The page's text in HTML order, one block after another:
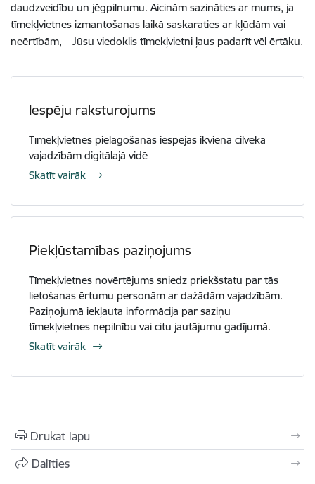
daudzveidību un jēgpilnumu. Aicinām sazināties ar mums, ja
tīmekļvietnes izmantošanas laikā saskaraties ar kļūdām vai
neērtībām, – Jūsu viedoklis tīmekļvietni ļaus padarīt vēl ērtāku.
Iespēju raksturojums
Tīmekļvietnes pielāgošanas iespējas ikviena cilvēka
vajadzībām digitālajā vidē
Skatīt vairāk
Piekļūstamības paziņojums
Tīmekļvietnes novērtējums sniedz priekšstatu par tās
lietošanas ērtumu personām ar dažādām vajadzībām.
Paziņojumā iekļauta informācija par saziņu
tīmekļvietnes nepilnību vai citu jautājumu gadījumā.
Skatīt vairāk
Drukāt lapu
Dalīties